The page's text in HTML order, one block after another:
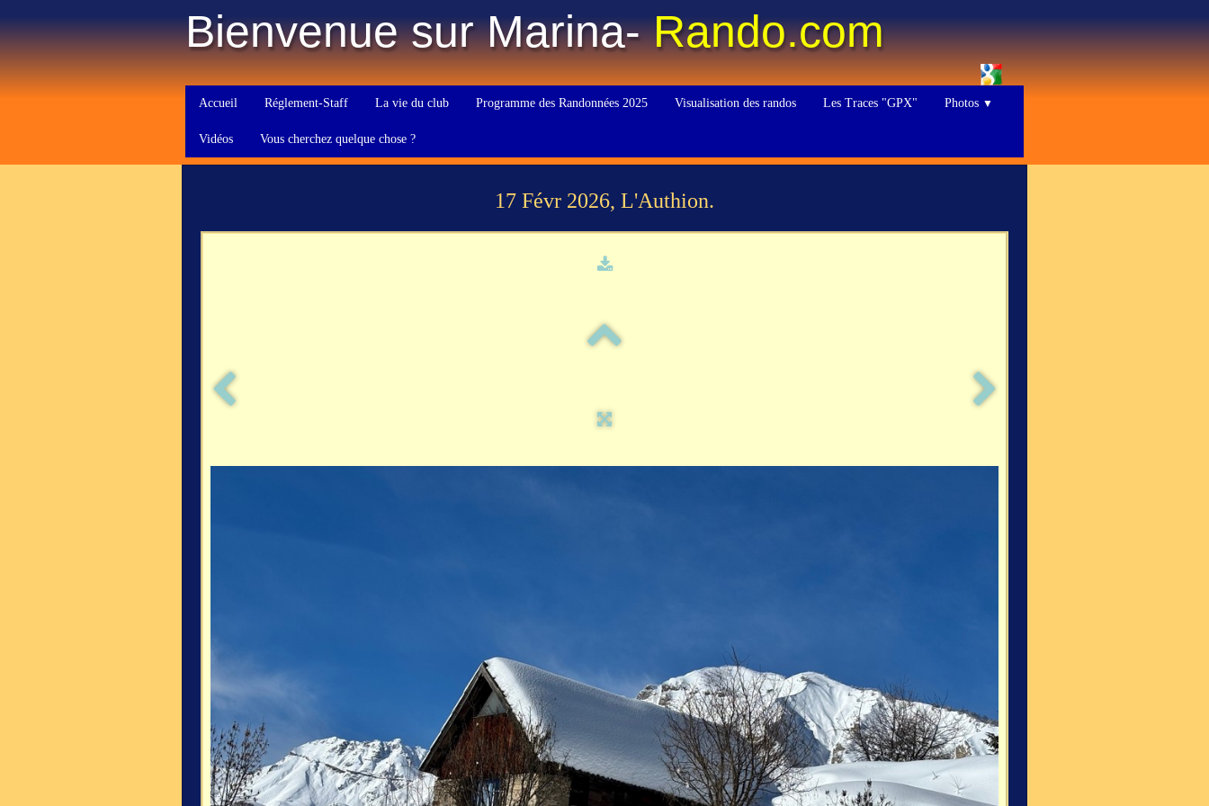
Bienvenue sur Marina-Rando.com
Accueil Réglement-Staff La vie du club Programme des Randonnées 2025 Visualisation des randos Les Traces "GPX" Photos ▼
Vidéos Vous cherchez quelque chose ?
17 Févr 2026, L'Authion.